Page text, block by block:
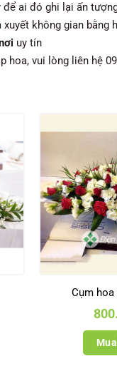
ai đó ghi lại ấn
không gian bằng
uy tín
hoa, vui lòng liên hệ
Cụm hoa